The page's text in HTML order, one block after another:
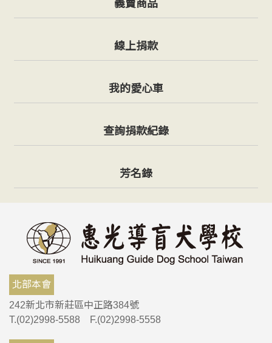
義賣商品
線上捐款
我的愛心車
查詢捐款紀錄
芳名錄
北部本會
242新北市新莊區中正路384號
T.(02)2998-5588 F.(02)2998-5558